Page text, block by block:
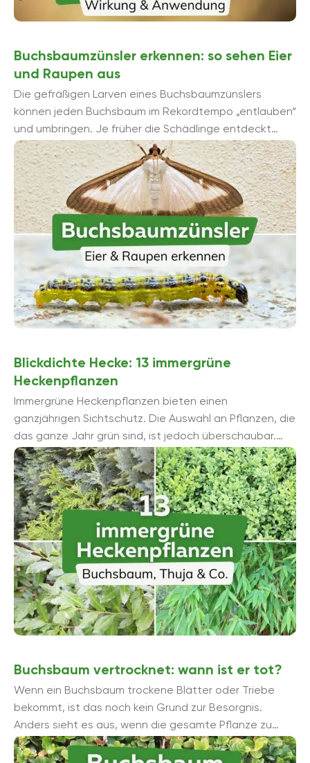
Buchsbaumzünsler erkennen: so sehen Eier
und Raupen aus
Die gefräßigen Larven eines Buchsbaumzünslers
können jeden Buchsbaum im Rekordtempo „entlauben“
und umbringen. Je früher die Schädlinge entdeckt
werden, umso größer ist die Chance, ...
Blickdichte Hecke: 13 immergrüne
Heckenpflanzen
Immergrüne Heckenpflanzen bieten einen
ganzjährigen Sichtschutz. Die Auswahl an Pflanzen, die
das ganze Jahr grün sind, ist jedoch überschaubar.
Durch zahlreiche Züchtungen mit optischen Varietäten
...
Buchsbaum vertrocknet: wann ist er tot?
Wenn ein Buchsbaum trockene Blätter oder Triebe
bekommt, ist das noch kein Grund zur Besorgnis.
Anders sieht es aus, wenn die gesamte Pflanze zu
vertrocknen scheint. Wann ist ein ...